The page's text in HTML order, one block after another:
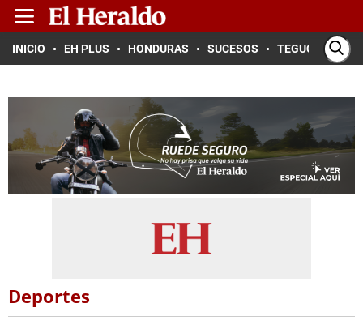
INICIO EH PLUS HONDURAS SUCESOS TEGUCIGALPA
Deportes